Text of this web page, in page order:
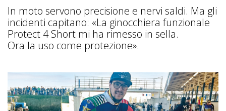
In moto servono precisione e nervi saldi. Ma gli
incidenti capitano: «La ginocchiera funzionale
Protect 4 Short mi ha rimesso in sella.
Ora la uso come protezione».